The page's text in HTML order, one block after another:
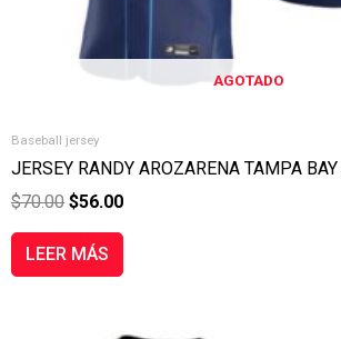
AGOTADO
Baseball jersey
JERSEY RANDY AROZARENA TAMPA
$70.00 $56.00
LEER MÁS